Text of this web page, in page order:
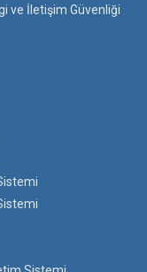
ve İletişim Güvenliği